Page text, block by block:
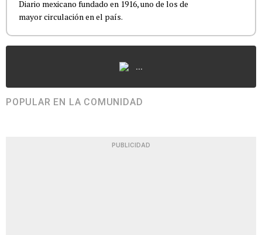
Diario mexicano fundado en 1916, uno de los de
mayor circulación en el país.
...
POPULAR EN LA COMUNIDAD
PUBLICIDAD